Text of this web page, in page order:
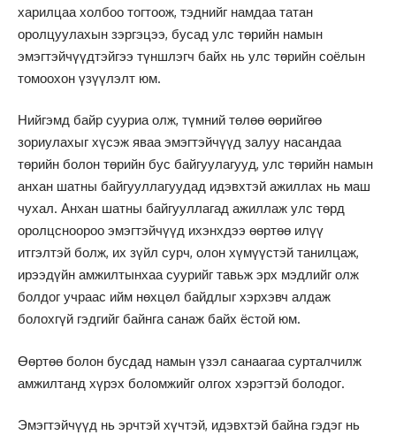
харилцаа холбоо тогтоож, тэднийг намдаа татан
оролцуулахын зэргэцээ, бусад улс төрийн намын
эмэгтэйчүүдтэйгээ түншлэгч байх нь улс төрийн соёлын
томоохон үзүүлэлт юм.
Нийгэмд байр сууриа олж, түмний төлөө өөрийгөө
зориулахыг хүсэж яваа эмэгтэйчүүд залуу насандаа
төрийн болон төрийн бус байгуулагууд, улс төрийн намын
анхан шатны байгууллагуудад идэвхтэй ажиллах нь маш
чухал. Анхан шатны байгууллагад ажиллаж улс төрд
оролцсноороо эмэгтэйчүүд ихэнхдээ өөртөө илүү
итгэлтэй болж, их зүйл сурч, олон хүмүүстэй танилцаж,
ирээдүйн амжилтынхаа суурийг тавьж эрх мэдлийг олж
болдог учраас ийм нөхцөл байдлыг хэрхэвч алдаж
болохгүй гэдгийг байнга санаж байх ёстой юм.
Өөртөө болон бусдад намын үзэл санаагаа сурталчилж
амжилтанд хүрэх боломжийг олгох хэрэгтэй болодог.
Эмэгтэйчүүд нь эрчтэй хүчтэй, идэвхтэй байна гэдэг нь